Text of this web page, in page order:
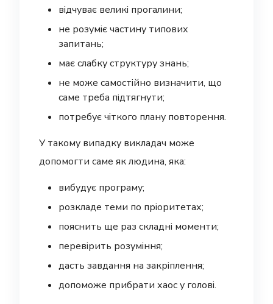
відчуває великі прогалини;
не розуміє частину типових
запитань;
має слабку структуру знань;
не може самостійно визначити, що
саме треба підтягнути;
потребує чіткого плану повторення.
У такому випадку викладач може
допомогти саме як людина, яка:
вибудує програму;
розкладе теми по пріоритетах;
пояснить ще раз складні моменти;
перевірить розуміння;
дасть завдання на закріплення;
допоможе прибрати хаос у голові.